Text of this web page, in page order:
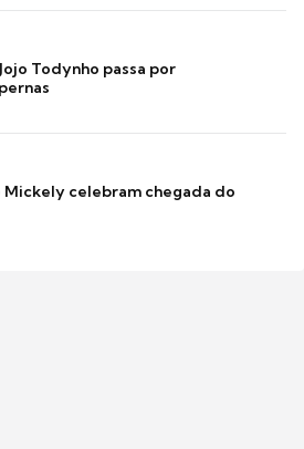
Todynho passa por
Mickely celebram chegada do